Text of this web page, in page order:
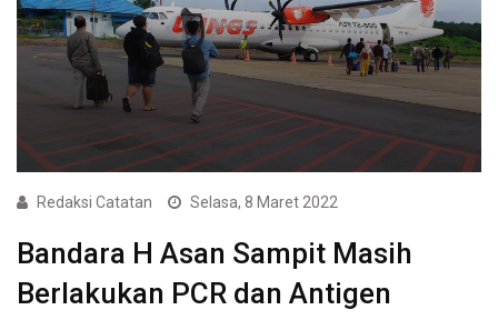
Redaksi Catatan Selasa, 8 Maret 2022
Bandara H Asan Sampit Masih
Berlakukan PCR dan Antigen